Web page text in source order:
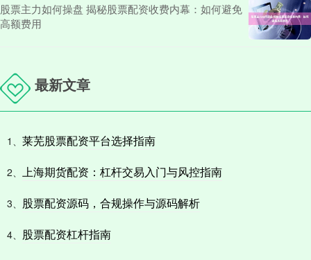
股票主力如何操盘 揭秘股票配资收费内幕：如何避免
高额费用
最新文章
1、 莱芜股票配资平台选择指南
2、 上海期货配资：杠杆交易入门与风控指南
3、 股票配资源码，合规操作与源码解析
4、 股票配资杠杆指南